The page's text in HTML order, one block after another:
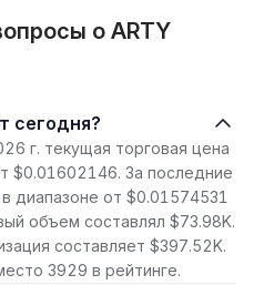
о ARTY
сегодня?
г. текущая торговая цена
$0.01602146. За последние
диапазоне от $0.01574531
объем составлял $73.98K.
составляет $397.52K.
3929 в рейтинге.